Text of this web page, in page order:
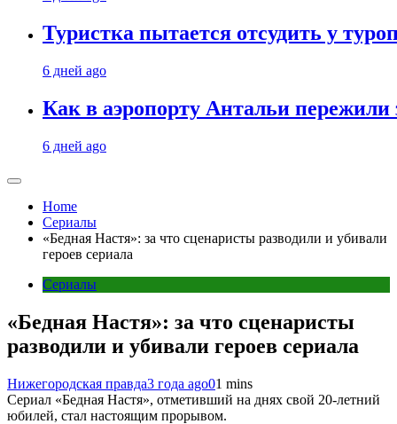
Туристка пытается отсудить у
6 дней ago
Как в аэропорту Антальи
6 дней ago
Home
Сериалы
«Бедная Настя»: за что сценаристы разводили и убивали
героев сериала
Сериалы
«Бедная Настя»: за что сценаристы
разводили и убивали героев сериала
Нижегородская правда3 года ago01 mins
Сериал «Бедная Настя», отметивший на днях свой 20-летний
юбилей, стал настоящим прорывом.